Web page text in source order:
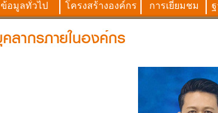
ข้อมูลทั่วไป โครงสร้างองค์กร การเยี่ยมชม